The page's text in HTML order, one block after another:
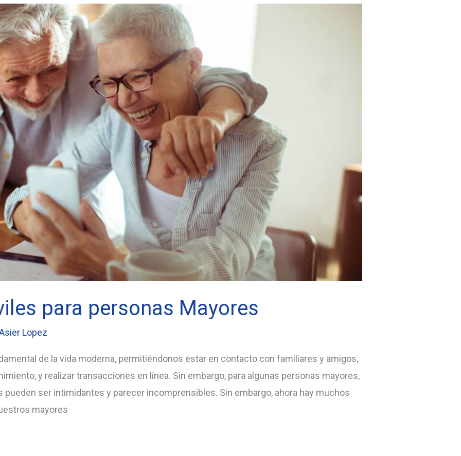
para personas Mayores
Lopez
de la vida moderna, permitiéndonos estar en contacto con familiares y amigos,
y realizar transacciones en línea. Sin embargo, para algunas personas mayores,
ser intimidantes y parecer incomprensibles. Sin embargo, ahora hay muchos
mayores